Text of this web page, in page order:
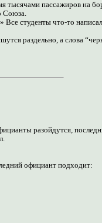
тысячами пассажиров на
Союза.
Все студенты что-то
раздельно, а слова
разойдутся,
официант подходит: